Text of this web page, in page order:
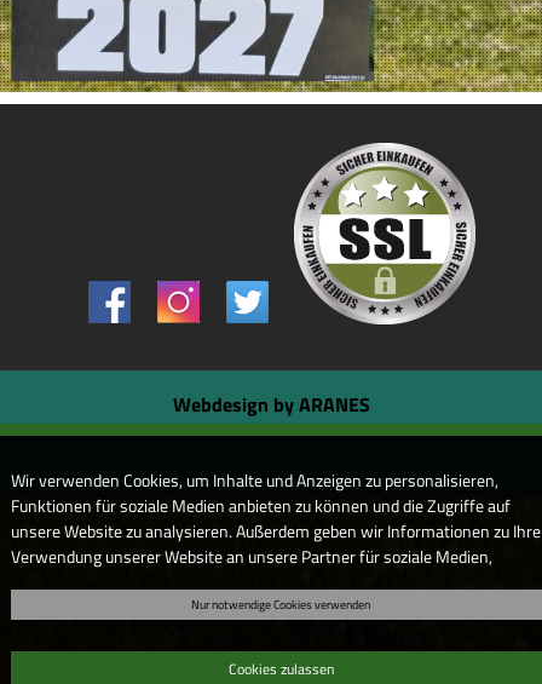
Webdesign by ARANES
Wir verwenden Cookies, um Inhalte und Anzeigen zu personalisieren,
Funktionen für soziale Medien anbieten zu können und die Zugriffe auf
unsere Website zu analysieren. Außerdem geben wir Informationen zu
Verwendung unserer Website an unsere Partner für soziale Medien,
möglicherweise mit weiteren Daten zusammen, die Sie ihnen
Sofern Sie uns Ihre Einwilligung geben, können Sie diese jederzeit in der
Nur notwendige Cookies verwenden
Cookies zulassen